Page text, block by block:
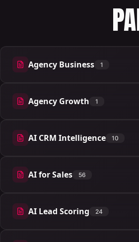
Agency Business 1
1 articles
Agency Growth 1
1 articles
AI CRM Intelligence 10
10 articles
AI for Sales 56
56 articles
AI Lead Scoring 24
24 articles